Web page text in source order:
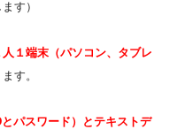
す）
１端末（パソコン、タブレ
す。
パスワード）とテキストデ